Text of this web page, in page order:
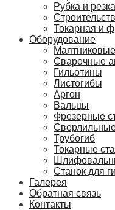
Рубка и
Токарная и
Оборудование
Сварочные
Гильотины
Листогибы
Аргон
Вальцы
Фрезерные
Трубогиб
Токарные
Станок для
Галерея
Обратная связь
Контакты